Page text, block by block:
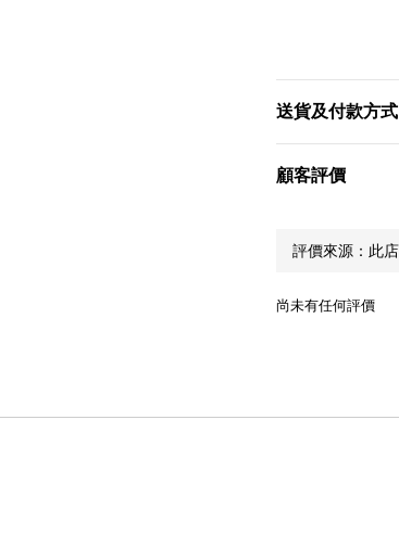
送貨及付款方式
顧客評價
尚未有任何評價